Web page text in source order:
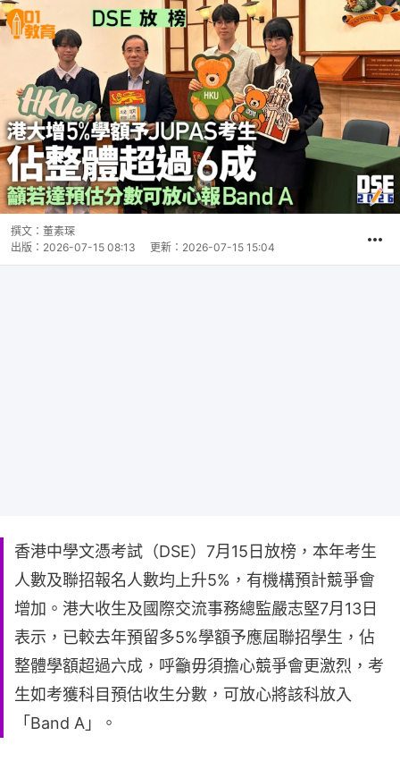
撰文： 董素琛
出版： 2026-07-15 08:13 更新： 2026-07-15 15:04
香港中學文憑考試（DSE）7月15日放榜，本年考生
人數及聯招報名人數均上升5%，有機構預計競爭會
增加。港大收生及國際交流事務總監嚴志堅7月13日
表示，已較去年預留多5%學額予應屆聯招學生，佔
整體學額超過六成，呼籲毋須擔心競爭會更激烈，考
生如考獲科目預估收生分數，可放心將該科放入
「Band A」。